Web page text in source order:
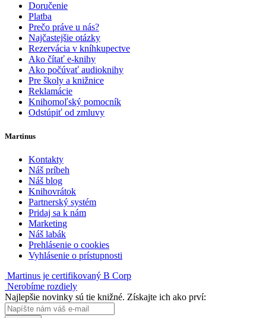
Doručenie
Platba
Prečo práve u nás?
Najčastejšie otázky
Rezervácia v kníhkupectve
Ako čítať e-knihy
Ako počúvať audioknihy
Pre školy a knižnice
Reklamácie
Knihomoľský pomocník
Odstúpiť od zmluvy
Martinus
Kontakty
Náš príbeh
Náš blog
Knihovrátok
Partnerský systém
Pridaj sa k nám
Marketing
Náš labák
Prehlásenie o cookies
Vyhlásenie o prístupnosti
Martinus je certifikovaný B Corp
Nerobíme rozdiely
Najlepšie novinky sú tie knižné. Získajte ich ako prví: